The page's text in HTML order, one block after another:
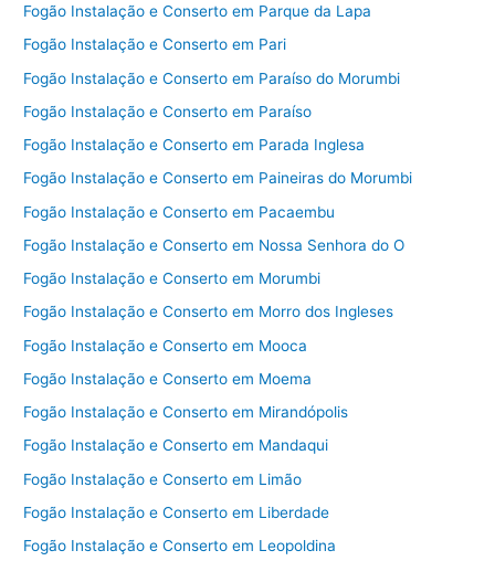
Fogão Instalação e Conserto em Parque da Lapa
Fogão Instalação e Conserto em Pari
Fogão Instalação e Conserto em Paraíso do Morumbi
Fogão Instalação e Conserto em Paraíso
Fogão Instalação e Conserto em Parada Inglesa
Fogão Instalação e Conserto em Paineiras do Morumbi
Fogão Instalação e Conserto em Pacaembu
Fogão Instalação e Conserto em Nossa Senhora do O
Fogão Instalação e Conserto em Morumbi
Fogão Instalação e Conserto em Morro dos Ingleses
Fogão Instalação e Conserto em Mooca
Fogão Instalação e Conserto em Moema
Fogão Instalação e Conserto em Mirandópolis
Fogão Instalação e Conserto em Mandaqui
Fogão Instalação e Conserto em Limão
Fogão Instalação e Conserto em Liberdade
Fogão Instalação e Conserto em Leopoldina